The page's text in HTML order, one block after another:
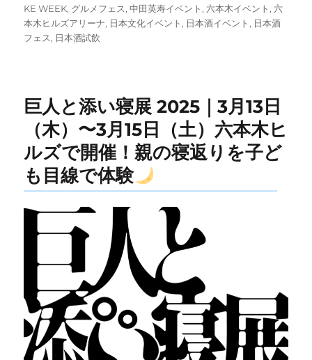
日: ゴ
リ
ー
グ
KE WEEK, グルメフェス,中田英寿イベント , 六本木イベント , 六
本木ヒルズアリーナ, 日本文化イベント , 日本酒イベント , 日本酒
フェス, 日本酒試飲
巨人と添い寝展 2025｜3月13日
（木）〜3月15日（土）六本木ヒ
ルズで開催！親の寝返りを子ど
も目線で体験